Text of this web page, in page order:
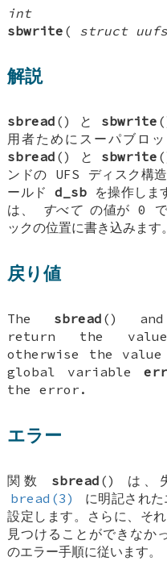
int
sbwrite ( struct
解説
sbread () と sbwrite
用者ためにスーパブロ
sbread () と sbwrite
ンドの UFS ディスク構
ールドd_sb を操作しま
は、
すべての値が 0 で
ックの位置に書き込みます。
戻り値
The sbread ()
return the
otherwise the
global variable
the error.
エラー
関数 sbread () は、
bread(3)
に明記され
設定します。さらに、そ
見つけることができなか
のエラー手順に従います。